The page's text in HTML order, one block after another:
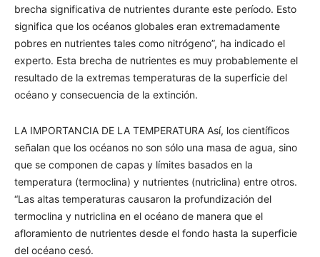
brecha significativa de nutrientes durante este período. Esto
significa que los océanos globales eran extremadamente
pobres en nutrientes tales como nitrógeno”, ha indicado el
experto. Esta brecha de nutrientes es muy probablemente el
resultado de la extremas temperaturas de la superficie del
océano y consecuencia de la extinción.
LA IMPORTANCIA DE LA TEMPERATURA Así, los científicos
señalan que los océanos no son sólo una masa de agua, sino
que se componen de capas y límites basados en la
temperatura (termoclina) y nutrientes (nutriclina) entre otros.
“Las altas temperaturas causaron la profundización del
termoclina y nutriclina en el océano de manera que el
afloramiento de nutrientes desde el fondo hasta la superficie
del océano cesó.